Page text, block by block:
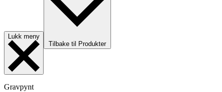
Lukk meny
Tilbake til Produkter
Gravpynt